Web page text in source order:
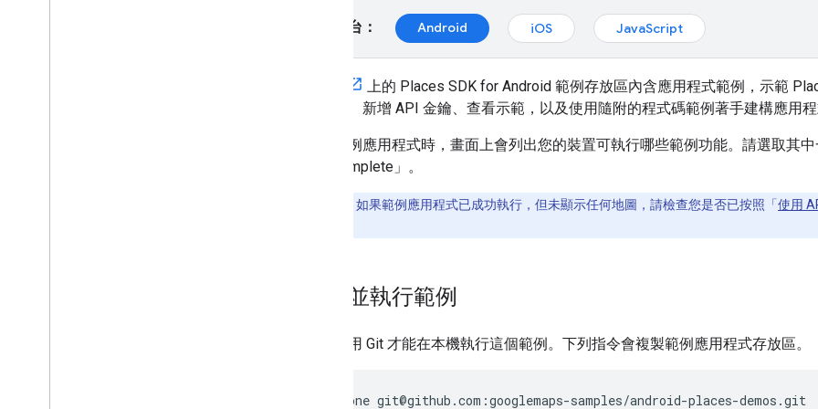
選取平台： Android iOS JavaScript
上的 Places SDK for Android 範例存放區內含應用程式範例，示範
用程式、新增 API 金鑰、查看示範，以及使用隨附的程式碼範例著手建構應用
執行範例應用程式時，畫面上會列出您的裝置可執行哪些範例功能。請選取其
Autocomplete」 。
如果範例應用程式已成功執行，但未顯示任何地圖，請檢查您是否已按照「 使用
複製並執行範例
需要使用 Git 才能在本機執行這個範例。下列指令會複製範例應用程式存放區。
git clone git@github.com:googlemaps-samples/android-places-demos.git